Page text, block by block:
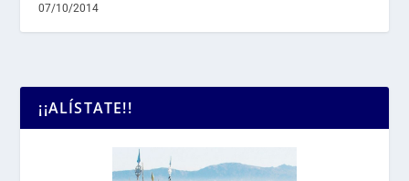
07/10/2014
¡¡ALÍSTATE!!